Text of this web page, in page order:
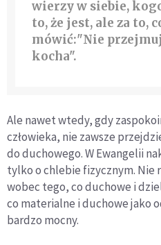
wierzy w siebie,
to, że jest, ale za to,
mówić:"Nie
kocha".
Ale nawet wtedy, gdy
człowieka, nie zawsze
do duchowego. W Ewangelii
tylko o chlebie fizycznym. Nie
wobec tego, co duchowe i
co materialne i duchowe jako
bardzo mocny.